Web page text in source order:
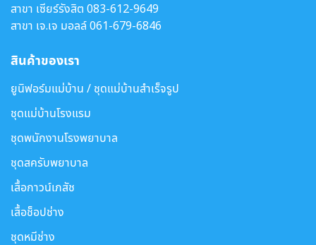
สาขา เซียร์รังสิต 083-612-9649
สาขา เจ.เจ มอลล์061-679-6846
สินค้าของเรา
ยูนิฟอร์มแม่บ้าน / ชุดแม่บ้านสำเร็จรูป
ชุดแม่บ้านโรงแรม
ชุดพนักงานโรงพยาบาล
ชุดสครับพยาบาล
เสื้อกาวน์เภสัช
เสื้อช็อปช่าง
ชุดหมีช่าง